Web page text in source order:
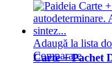
Adaugă la lista
Comparare
Carte + Pachet